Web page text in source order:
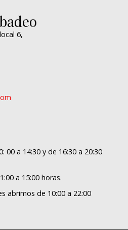
6,
00 a 14:30 y de 16:30 a 20:30
a 15:00 horas.
abrimos de 10:00 a 22:00